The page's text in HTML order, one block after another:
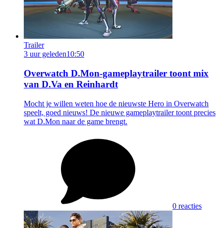
Trailer
3 uur geleden10:50
Overwatch D.Mon-gameplaytrailer toont mix
van D.Va en Reinhardt
Mocht je willen weten hoe de nieuwste Hero in Overwatch
speelt, goed nieuws! De nieuwe gameplaytrailer toont precies
wat D.Mon naar de game brengt.
0 reacties